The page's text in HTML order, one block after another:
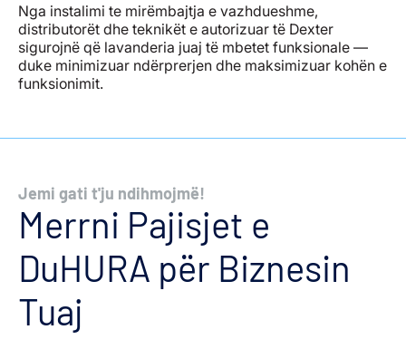
Nga instalimi te mirëmbajtja e vazhdueshme,
distributorët dhe teknikët e autorizuar të Dexter
sigurojnë që lavanderia juaj të mbetet funksionale —
duke minimizuar ndërprerjen dhe maksimizuar kohën e
funksionimit.
Jemi gati t'ju ndihmojmë!
Merrni Pajisjet e
DuHURA për Biznesin
Tuaj